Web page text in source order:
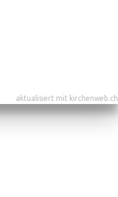
aktualisiert mit kirchenweb.ch